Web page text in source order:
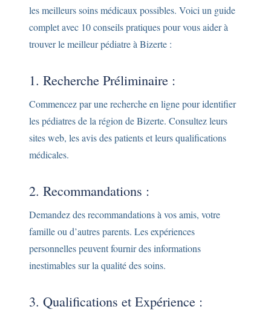
les meilleurs soins médicaux possibles. Voici un guide
complet avec 10 conseils pratiques pour vous aider à
trouver le meilleur pédiatre à Bizerte :
1. Recherche Préliminaire :
Commencez par une recherche en ligne pour identifier
les pédiatres de la région de Bizerte. Consultez leurs
sites web, les avis des patients et leurs qualifications
médicales.
2. Recommandations :
Demandez des recommandations à vos amis, votre
famille ou d’autres parents. Les expériences
personnelles peuvent fournir des informations
inestimables sur la qualité des soins.
3. Qualifications et Expérience :